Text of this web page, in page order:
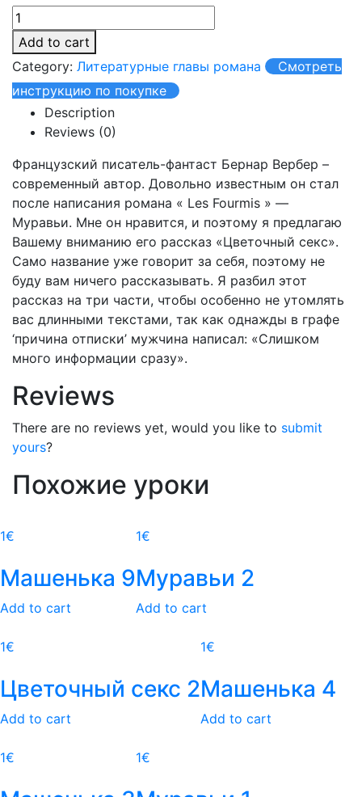
Add to cart
Category: Литературные главы романа
Смотреть
инструкцию по покупке
Description
Reviews (0)
Французский писатель-фантаст Бернар Вербер –
современный автор. Довольно известным он стал
после написания романа « Les Fourmis » —
Муравьи. Мне он нравится, и поэтому я предлагаю
Вашему вниманию его рассказ «Цветочный секс».
Само название уже говорит за себя, поэтому не
буду вам ничего рассказывать. Я разбил этот
рассказ на три части, чтобы особенно не утомлять
вас длинными текстами, так как однажды в графе
‘причина отписки’ мужчина написал: «Слишком
много информации сразу».
Reviews
There are no reviews yet, would you like to submit
yours?
Похожие уроки
1€
Машенька 9
Add to cart
1€
Муравьи 2
Add to cart
1€
Цветочный секс 2
Add to cart
1€
Машенька 4
Add to cart
1€ 1€